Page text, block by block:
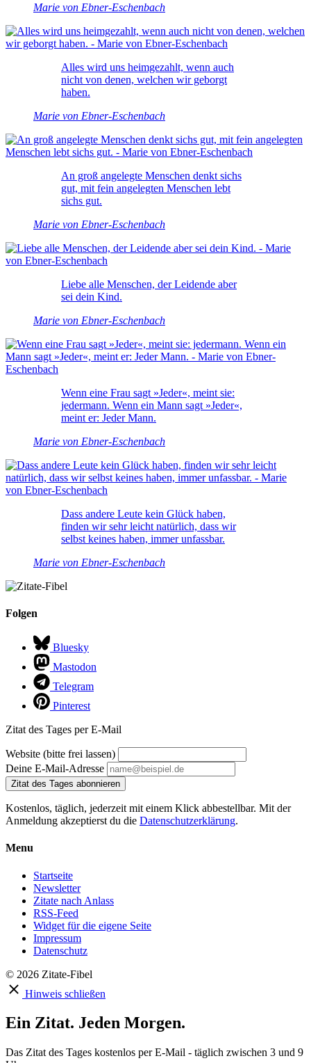
Marie von Ebner-Eschenbach
Alles wird uns heimgezahlt, wenn auch
nicht von denen, welchen wir geborgt
haben.
Marie von Ebner-Eschenbach
An groß angelegte Menschen denkt sichs
gut, mit fein angelegten Menschen lebt
sichs gut.
Marie von Ebner-Eschenbach
Liebe alle Menschen, der Leidende aber
sei dein Kind.
Marie von Ebner-Eschenbach
Wenn eine Frau sagt »Jeder«, meint sie:
jedermann. Wenn ein Mann sagt »Jeder«,
meint er: Jeder Mann.
Marie von Ebner-Eschenbach
Dass andere Leute kein Glück haben,
finden wir sehr leicht natürlich, dass wir
selbst keines haben, immer unfassbar.
Marie von Ebner-Eschenbach
Folgen
Bluesky
Mastodon
Telegram
Pinterest
Zitat des Tages per E-Mail
Website (bitte frei lassen)
Deine E-Mail-Adresse
Zitat des Tages abonnieren
Kostenlos, täglich, jederzeit mit einem Klick abbestellbar. Mit der
Anmeldung akzeptierst du die Datenschutzerklärung.
Menu
Startseite
Newsletter
Zitate nach Anlass
RSS-Feed
Widget für die eigene Seite
Impressum
Datenschutz
© 2026 Zitate-Fibel
Hinweis schließen
Ein Zitat. Jeden Morgen.
Das Zitat des Tages kostenlos per E-Mail - täglich zwischen 3 und 9